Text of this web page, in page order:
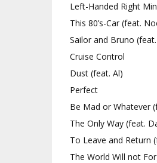
Left-Handed Right
This 80’s-Car (feat.
Sailor and Bruno
Cruise Control
Dust (feat. Al)
Perfect
Be Mad or Whatever
The Only Way (feat.
To Leave and Return
The World Will not